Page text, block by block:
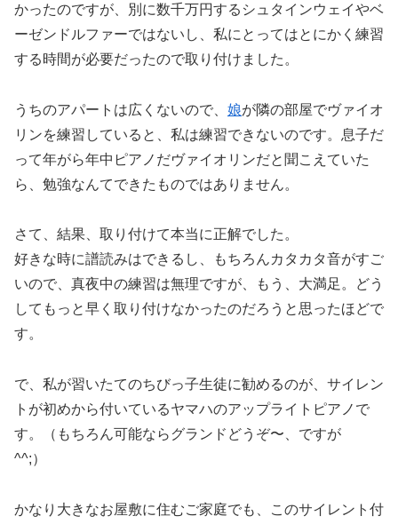
かったのですが、別に数千万円するシュタインウェイやベ
ーゼンドルファーではないし、私にとってはとにかく練習
する時間が必要だったので取り付けました。
うちのアパートは広くないので、 娘が隣の部屋でヴァイオ
リンを練習していると、私は練習できないのです。息子だ
って年がら年中ピアノだヴァイオリンだと聞こえていた
ら、勉強なんてできたものではありません。
さて、結果、取り付けて本当に正解でした。
好きな時に譜読みはできるし、もちろんカタカタ音がすご
いので、真夜中の練習は無理ですが、もう、大満足。どう
してもっと早く取り付けなかったのだろうと思ったほどで
す。
で、私が習いたてのちびっ子生徒に勧めるのが、サイレン
トが初めから付いているヤマハのアップライトピアノで
す。（もちろん可能ならグランドどうぞ〜、ですが
^^;）
かなり大きなお屋敷に住むご家庭でも、このサイレント付